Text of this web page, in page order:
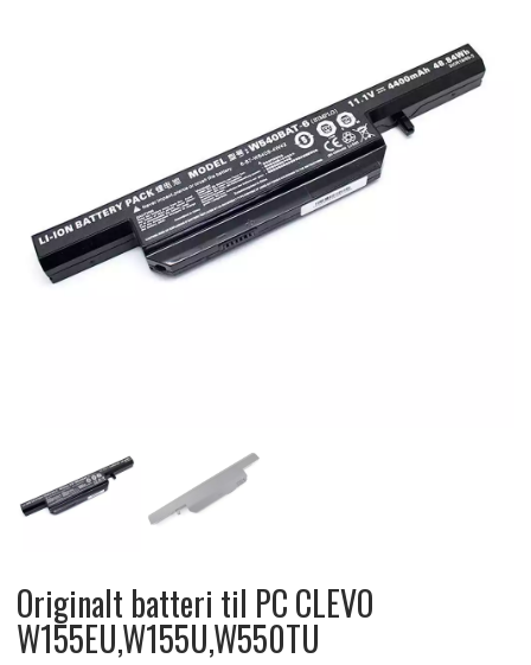
Originalt batteri til PC CLEVO
W155EU,W155U,W550TU